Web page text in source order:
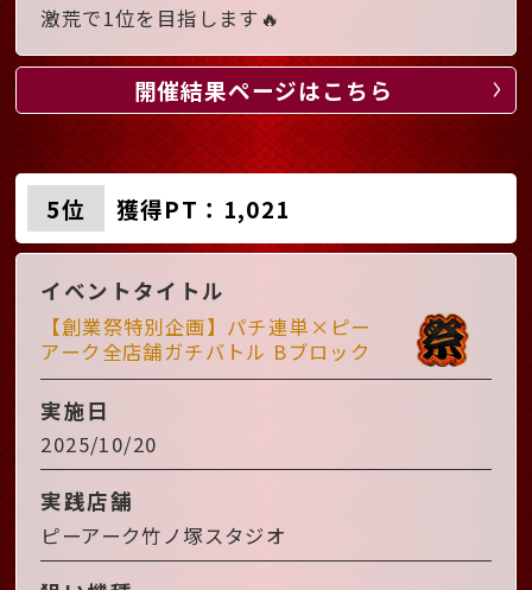
激荒で1位を目指します🔥
開催結果ページはこちら
5位 獲得PT：1,021
イベントタイトル
【創業祭特別企画】パチ連単×ピー
アーク全店舗ガチバトル Bブロック
実施日
2025/10/20
実践店舗
ピーアーク竹ノ塚スタジオ